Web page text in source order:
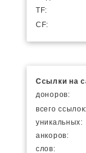
TF:
CF:
Ссылки на
доноров:
всего ссылок:
уникальных:
анкоров:
слов: